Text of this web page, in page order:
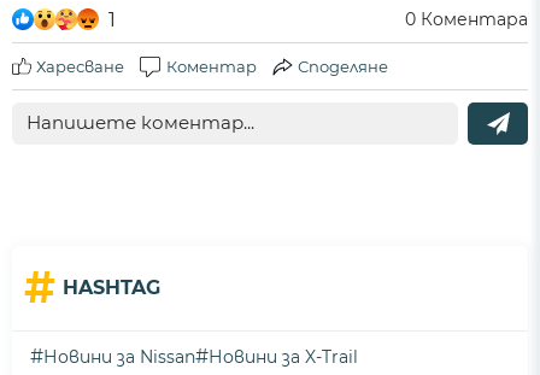
1 0 Коментара
Харесване Коментар Споделяне
# HASHTAG
#Новини за Nissan#Новини за X-Trail